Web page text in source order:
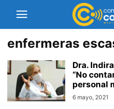
enfermeras
Dra.
“No
personal
6 mayo, 2021